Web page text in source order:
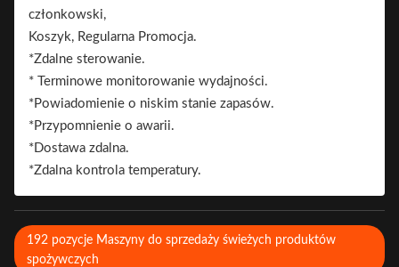
członkowski,
Koszyk, Regularna Promocja.
*Zdalne sterowanie.
* Terminowe monitorowanie wydajności.
*Powiadomienie o niskim stanie zapasów.
*Przypomnienie o awarii.
*Dostawa zdalna.
*Zdalna kontrola temperatury.
192 pozycje Maszyny do sprzedaży świeżych produktów
spożywczych